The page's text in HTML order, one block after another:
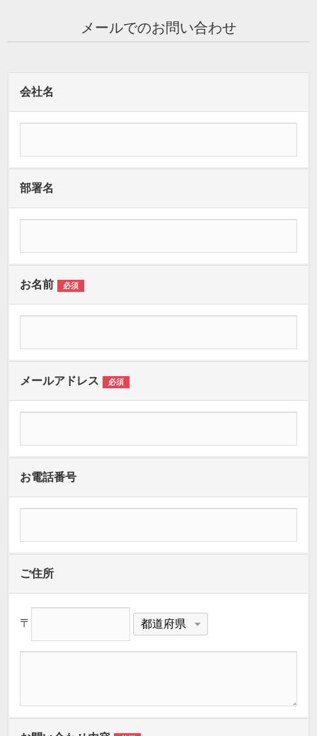
メールでのお問い合わせ
会社名
部署名
お名前 必須
メールアドレス 必須
お電話番号
ご住所
〒